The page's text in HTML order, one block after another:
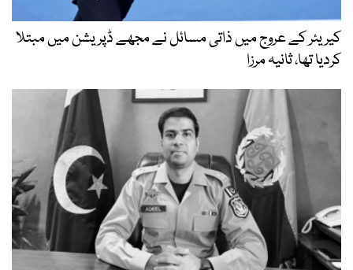
کیریئر کے عروج میں ذاتی مسائل نے مجھے ڈپریشن میں مبتلا
کردیا تھا، ثانیہ مرزا